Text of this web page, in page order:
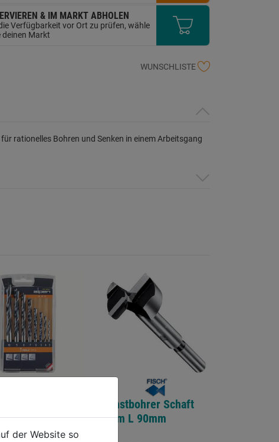
& IM MARKT ABHOLEN
Verfügbarkeit vor Ort zu prüfen, wähle
deinen Markt
WUNSCHLISTE
rationelles Bohren und Senken in einem Arbeitsgang
Kunstbohrer Schaft
8mm L 90mm
der Website so